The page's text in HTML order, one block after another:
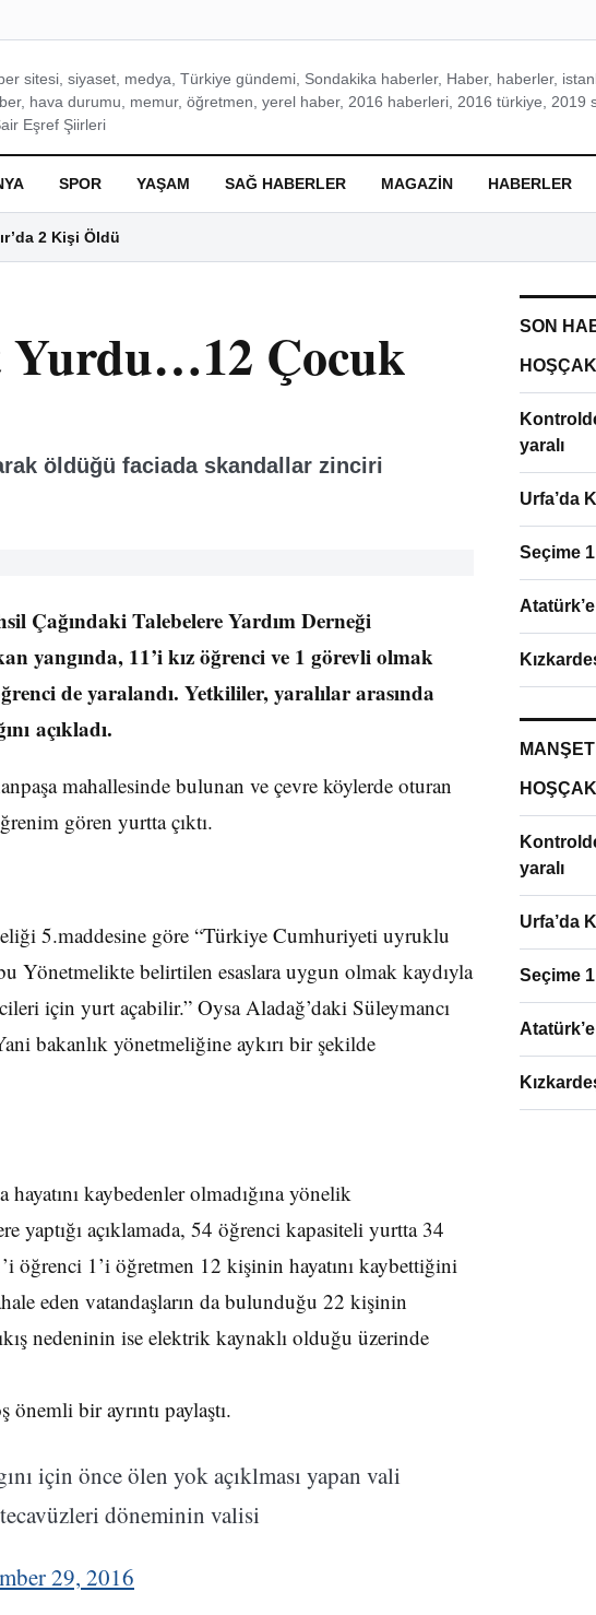
sitesi, siyaset, medya, Türkiye gündemi, Sondakika haberler, Haber, haberler,
hava durumu, memur, öğretmen, yerel haber, 2016 haberleri, 2016 türkiye, 2019
Eşref Şiirleri
SPOR YAŞAM SAĞ HABERLER MAGAZIN HABERLER
2 Kişi Öldü
Çocuk
öldüğü faciada skandallar zinciri
Çağındaki Talebelere Yardım Derneği
yangında, 11’i kız öğrenci ve 1 görevli olmak
de yaralandı. Yetkililer, yaralılar arasında
açıkladı.
mahallesinde bulunan ve çevre köylerde oturan
gören yurtta çıktı.
5.maddesine göre “Türkiye Cumhuriyeti uyruklu
Yönetmelikte belirtilen esaslara uygun olmak kaydıyla
için yurt açabilir.” Oysa Aladağ’daki Süleymancı
bakanlık yönetmeliğine aykırı bir şekilde
kaybedenler olmadığına yönelik
yaptığı açıklamada, 54 öğrenci kapasiteli yurtta 34
öğrenci 1’i öğretmen 12 kişinin hayatını kaybettiğini
eden vatandaşların da bulunduğu 22 kişinin
nedeninin ise elektrik kaynaklı olduğu üzerinde
bir ayrıntı paylaştı.
için önce ölen yok açıklması yapan vali
döneminin valisi
29, 2016
SON
yaralı
Urfa’da
Seçime
MANŞET
yaralı
Urfa’da
Seçime